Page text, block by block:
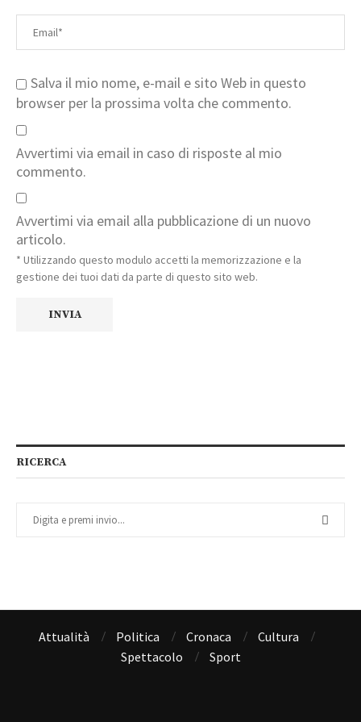
Salva il mio nome, e-mail e sito Web in questo
browser per la prossima volta che commento.
Avvertimi via email in caso di risposte al mio
commento.
Avvertimi via email alla pubblicazione di un nuovo
articolo.
* Utilizzando questo modulo accetti la memorizzazione e la
gestione dei tuoi dati da parte di questo sito web.
RICERCA
Attualità Politica Cronaca
Cultura
Spettacolo
Sport